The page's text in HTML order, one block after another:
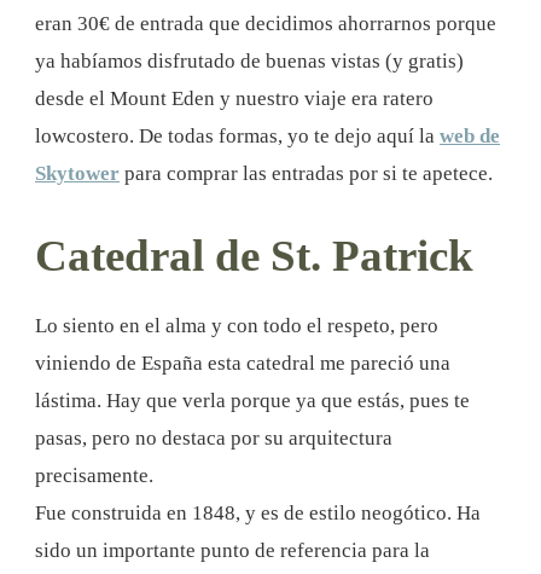
eran 30€ de entrada que decidimos ahorrarnos porque
ya habíamos disfrutado de buenas vistas (y gratis)
desde el Mount Eden y nuestro viaje era ratero
lowcostero. De todas formas, yo te dejo aquí la web de
Skytower para comprar las entradas por si te apetece.
Catedral de St. Patrick
Lo siento en el alma y con todo el respeto, pero
viniendo de España esta catedral me pareció una
lástima. Hay que verla porque ya que estás, pues te
pasas, pero no destaca por su arquitectura
precisamente.
Fue construida en 1848, y es de estilo neogótico. Ha
sido un importante punto de referencia para la